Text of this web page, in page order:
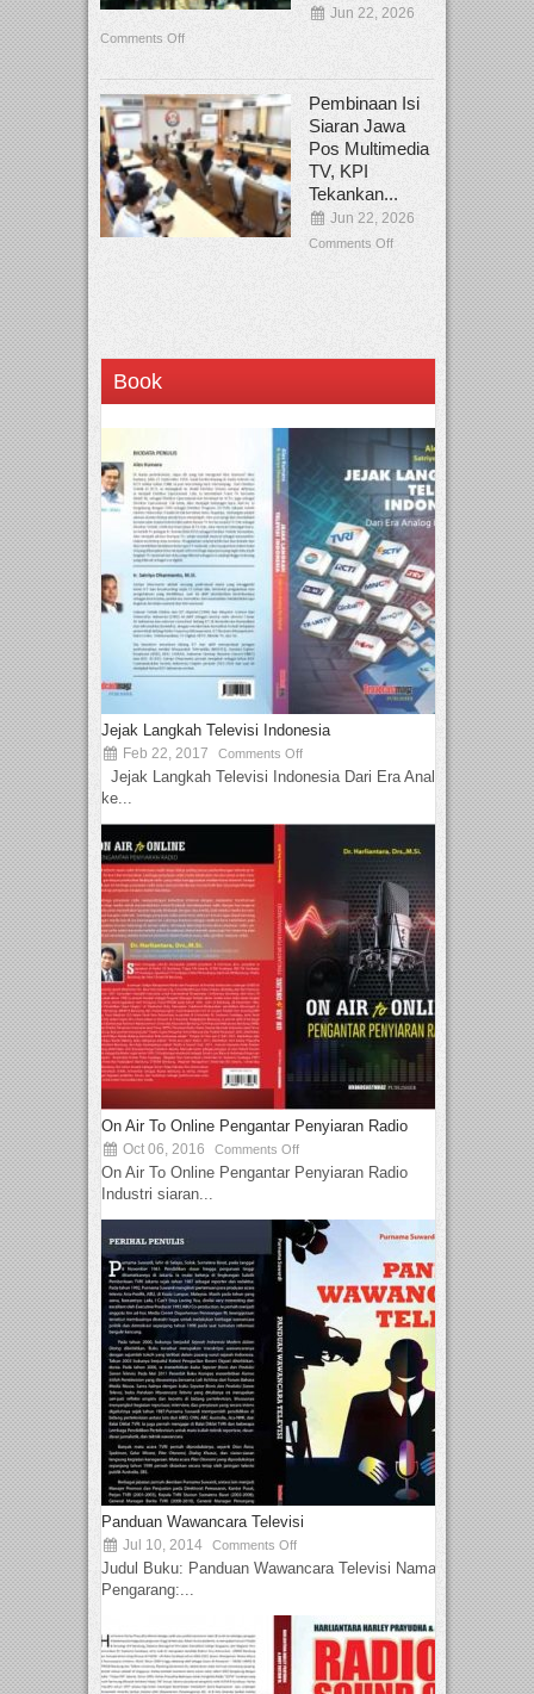
Jun 22, 2026
Comments Off
Pembinaan Isi
Siaran Jawa
Pos Multimedia
TV, KPI
Tekankan...
Jun 22, 2026
Comments Off
Book
Jejak Langkah Televisi Indonesia
Feb 22, 2017 Comments Off
Jejak Langkah Televisi Indonesia Dari Era Analog
ke...
On Air To Online Pengantar Penyiaran Radio
Oct 06, 2016 Comments Off
On Air To Online Pengantar Penyiaran Radio
Industri siaran...
Panduan Wawancara Televisi
Jul 10, 2014 Comments Off
Judul Buku: Panduan Wawancara Televisi Nama
Pengarang:...